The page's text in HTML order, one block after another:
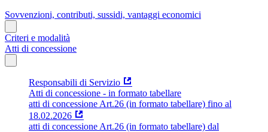
Sovvenzioni, contributi, sussidi, vantaggi economici
Criteri e modalità
Atti di concessione
Responsabili di Servizio
Atti di concessione - in formato tabellare
atti di concessione Art.26 (in formato tabellare) fino al
18.02.2026
atti di concessione Art.26 (in formato tabellare) dal